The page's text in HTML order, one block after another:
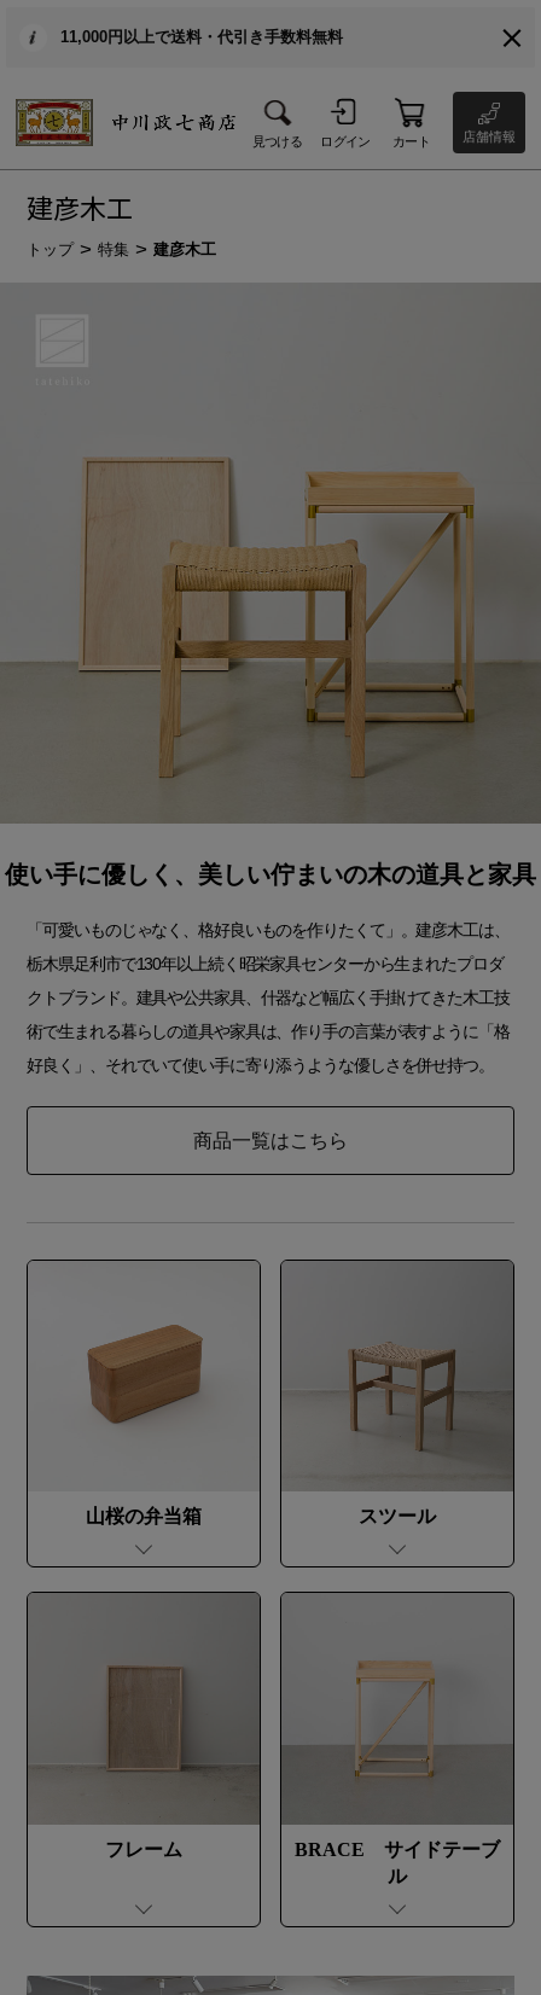
11,000円以上で送料・代引き手数料無料
見つける ログイン カート 店舗情報
建彦木工
トップ 特集 建彦木工
使い手に優しく、美しい佇まいの木の道具と家具
「可愛いものじゃなく、格好良いものを作りたくて」。建彦木工は、
栃木県足利市で130年以上続く昭栄家具センターから生まれたプロダ
クトブランド。建具や公共家具、什器など幅広く手掛けてきた木工技
術で生まれる暮らしの道具や家具は、作り手の言葉が表すように「格
好良く」、それでいて使い手に寄り添うような優しさを併せ持つ。
商品一覧はこちら
山桜の弁当箱 スツール
フレーム
BRACE サイドテーブ
ル